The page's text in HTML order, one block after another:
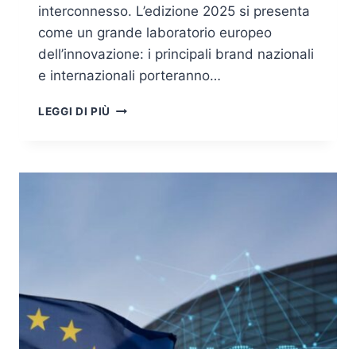
interconnesso. L’edizione 2025 si presenta
come un grande laboratorio europeo
dell’innovazione: i principali brand nazionali
e internazionali porteranno…
LEGGI DI PIÙ
SICUREZZA
VISIONE
OPERATORI
DI
SECURITY